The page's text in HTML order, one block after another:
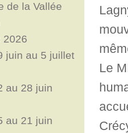
Le
de la Vallée
2026
juin au 5 juillet
au 28 juin
au 21 juin